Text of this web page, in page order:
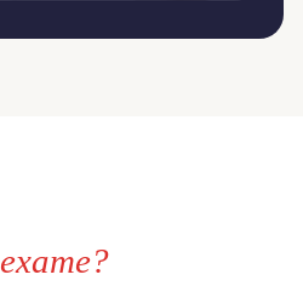
exame?